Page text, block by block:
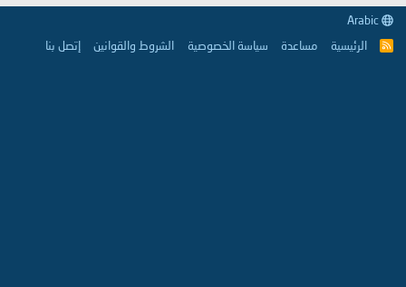
R
الرئيسية مساعدة سياسة الخصوصية الشروط والقوانين إتصل بنا